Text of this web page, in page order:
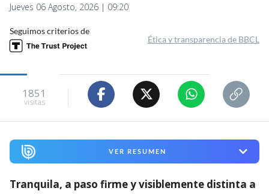
Jueves 06 Agosto, 2026 | 09:20
Seguimos criterios de
Ética y transparencia de BBCL
1851
visitas
VER RESUMEN
Tranquila, a paso firme y visiblemente distinta a